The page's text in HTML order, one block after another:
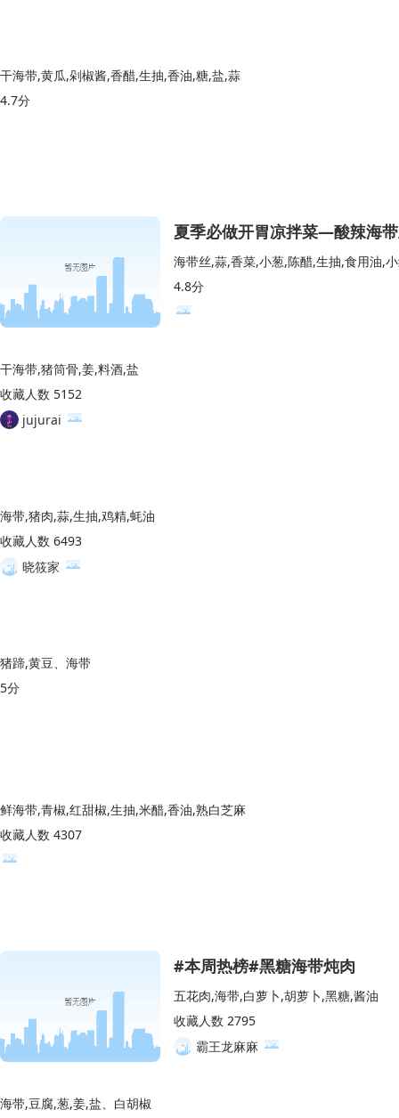
干海带,黄瓜,剁椒酱,香醋,生抽,香油,糖,盐,蒜
4.7分
夏季必做开胃凉拌菜—酸辣海
海带丝,蒜,香菜,小葱,陈醋,生抽,食用油,
4.8分
干海带,猪筒骨,姜,料酒,盐
收藏人数 5152
jujurai
海带,猪肉,蒜,生抽,鸡精,蚝油
收藏人数 6493
晓筱家
猪蹄,黄豆、海带
5分
鲜海带,青椒,红甜椒,生抽,米醋,香油,熟白芝麻
收藏人数 4307
#本周热榜#黑糖海带炖肉
五花肉,海带,白萝卜,胡萝卜,黑糖,酱油
收藏人数 2795
霸王龙麻麻
海带,豆腐,葱,姜,盐、白胡椒